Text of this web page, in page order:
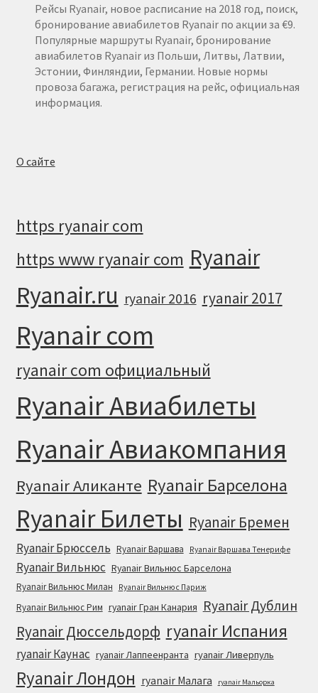
Рейсы Ryanair, новое расписание на 2018 год, поиск,
бронирование авиабилетов Ryanair по акции за €9.
Популярные маршруты Ryanair, бронирование
авиабилетов Ryanair из Польши, Литвы, Латвии,
Эстонии, Финляндии, Германии. Новые нормы
провоза багажа, регистрация на рейс, официальная
информация.
О сайте
https ryanair com
https www ryanair com Ryanair
Ryanair.ru ryanair 2016 ryanair 2017
Ryanair com
ryanair com официальный
Ryanair Авиабилеты
Ryanair Авиакомпания
Ryanair Аликанте Ryanair Барселона
Ryanair Билеты Ryanair Бремен
Ryanair Брюссель Ryanair Варшава Ryanair Варшава Тенерифе
Ryanair Вильнюс Ryanair Вильнюс Барселона
Ryanair Вильнюс Милан Ryanair Вильнюс Париж
Ryanair Вильнюс Рим ryanair Гран Канария Ryanair Дублин
Ryanair Дюссельдорф ryanair Испания
ryanair Каунас ryanair Лаппеенранта ryanair Ливерпуль
Ryanair Лондон ryanair Малага ryanair Мальорка